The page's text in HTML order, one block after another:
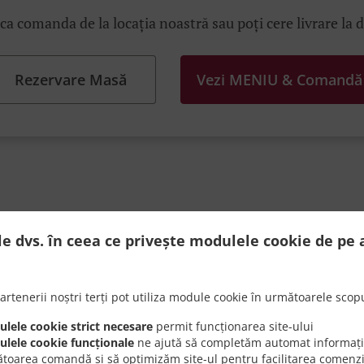
dvs. în ceea ce privește modulele cookie de pe
noștri terți pot utiliza module cookie în următoarele
cookie strict necesare permit funcționarea site-ului
cookie funcționale ne ajută să completăm automat
comandă și să optimizăm site-ul pentru facilitarea
comanda de la locația noastră sau poți cere livrare la
Rezervare Masă Vezi MENIU & Comandă
Ofertele Noastre
mereu în întâmpinarea clienților cu promoții speciale,
în timp și special concepute pentru tine, îți permit să